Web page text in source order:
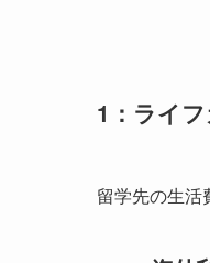
1：ライ
留学先の生活